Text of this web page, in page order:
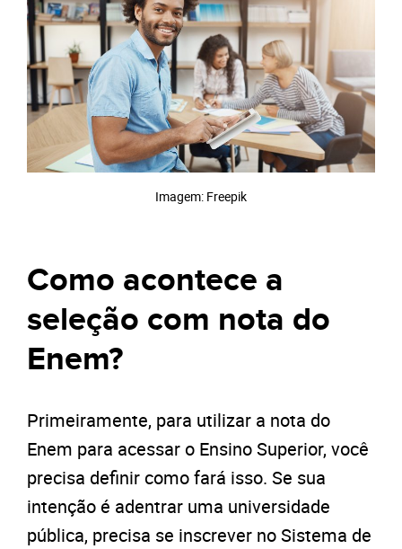
Imagem: Freepik
Como acontece a
seleção com nota do
Enem?
Primeiramente, para utilizar a nota do
Enem para acessar o Ensino Superior, você
precisa definir como fará isso. Se sua
intenção é adentrar uma universidade
pública, precisa se inscrever no Sistema de